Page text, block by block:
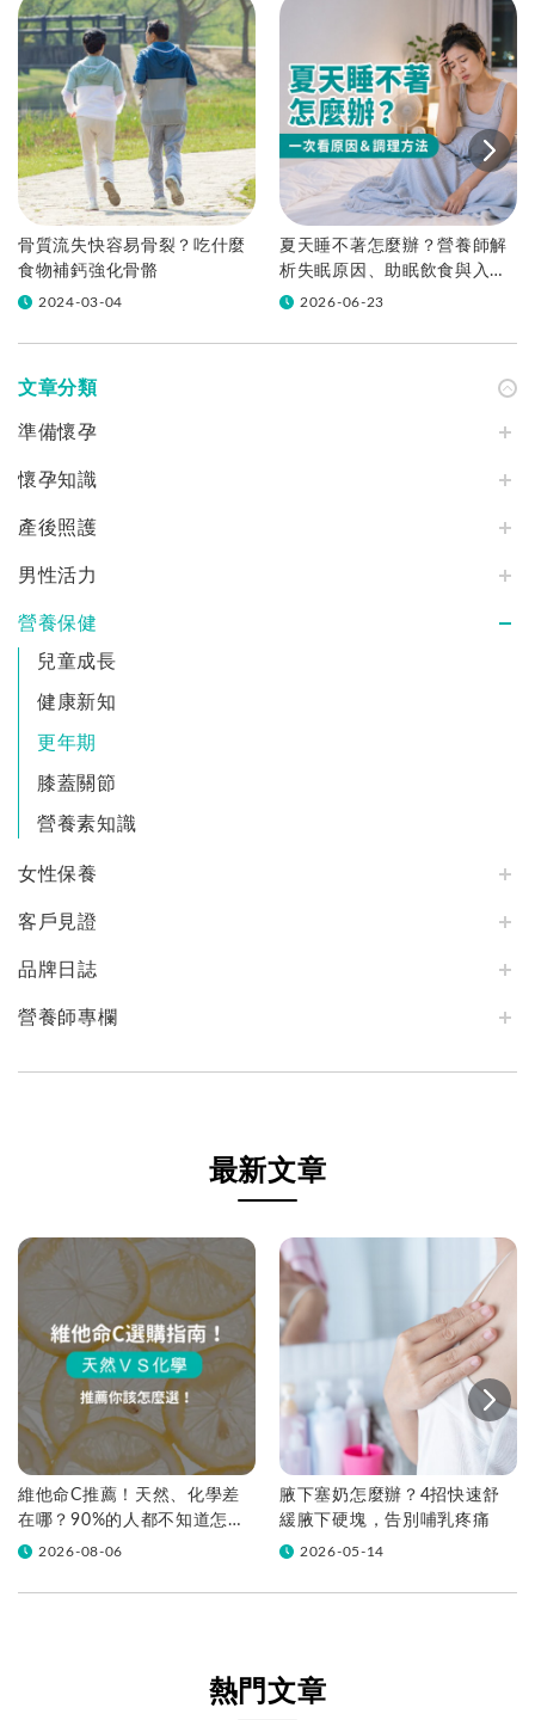
骨質流失快容易骨裂？吃什麼
食物補鈣強化骨骼
2024-03-04
夏天睡不著怎麼辦？營養師解
析失眠原因、助眠飲食與入睡
方法2026-06-23
文章分類
準備懷孕
懷孕知識
產後照護
男性活力
營養保健
兒童成長
健康新知
更年期
膝蓋關節
營養素知識
女性保養
客戶見證
品牌日誌
營養師專欄
最新文章
維他命C推薦！天然、化學差
在哪？90%的人都不知道怎麼
挑！帶你一次看
2026-08-06
腋下塞奶怎麼辦？4招快速舒
緩腋下硬塊，告別哺乳疼痛
2026-05-14
熱門文章